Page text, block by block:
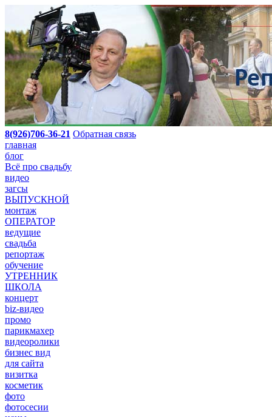
8(926)706-36-21 Обратная связь
главная
блог
Всё про свадьбу
видео
загсы
ВЫПУСКНОЙ
монтаж
ОПЕРАТОР
ведущие
свадьба
репортаж
обучение
УТРЕННИК
ШКОЛА
концерт
biz-видео
промо
парикмахер
видеоролики
бизнес вид
для сайта
визитка
косметик
фото
фотосесии